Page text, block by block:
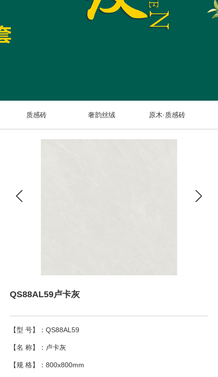
质感砖 奢韵丝绒 原木·质感砖
QS88AL59卢卡灰
【型 号】：QS88AL59
【名 称】：卢卡灰
【规 格】：800x800mm